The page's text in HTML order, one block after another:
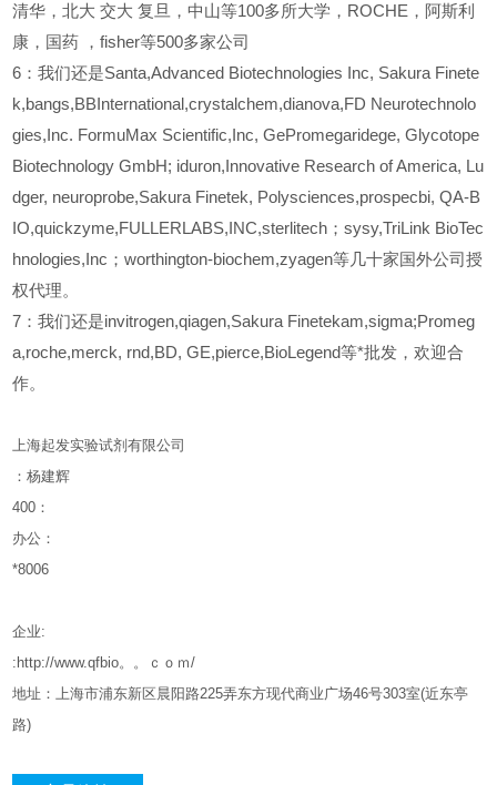
清华，北大 交大 复旦，中山等100多所大学，ROCHE，阿斯利
康，国药
，fisher等500多家公司
6 ：我们还是Santa,Advanced Biotechnologies Inc, Sakura Finete
k,bangs,BBInternational,crystalchem,dianova,FD Neurotechnolo
gies,Inc. FormuMax Scientific,Inc, GePromegaridege, Glycotope
Biotechnology GmbH; iduron,Innovative Research of America, Lu
dger, neuroprobe,Sakura Finetek, Polysciences,prospecbi, QA-B
IO,quickzyme,FULLERLABS,INC,sterlitech；sysy,TriLink BioTec
hnologies,Inc；worthington-biochem,zyagen等几十家国外公司授
权代理。
7：我们还是invitrogen,qiagen,Sakura Finetekam,sigma;Promeg
a,roche,merck, rnd,BD, GE,pierce,BioLegend等*批发，欢迎合
作。
上海起发实验试剂有限公司
：杨建辉
400 ：
办公：
*8006
企业:
:http://www.qfbio。。ｃｏｍ/
地址：上海市浦东新区晨阳路225弄东方现代商业广场46号303室(近东亭
路)